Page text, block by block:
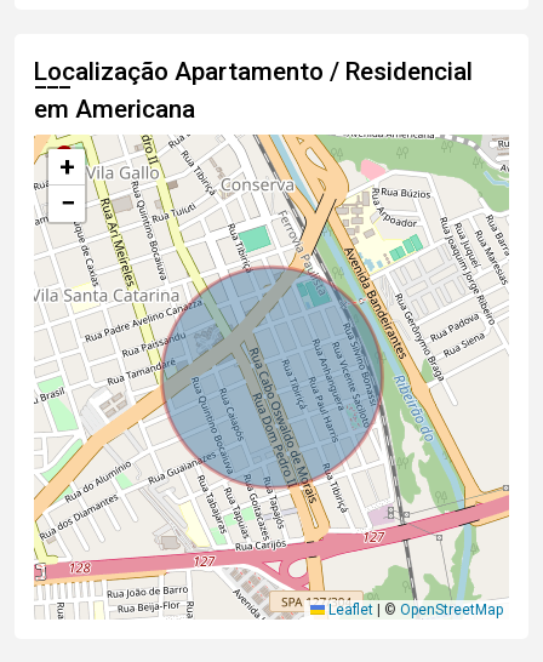
Localização Apartamento / Residencial
em Americana
+
−
Leaflet © OpenStreetMap